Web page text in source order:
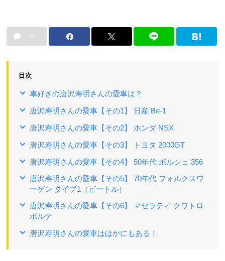
0
目次
車好きの唐沢寿明さんの愛車は？
唐沢寿明さんの愛車【その1】 日産 Be-1
唐沢寿明さんの愛車【その2】 ホンダ NSX
唐沢寿明さんの愛車【その3】 トヨタ 2000GT
唐沢寿明さんの愛車【その4】 50年代 ポルシェ 356
唐沢寿明さんの愛車【その5】 70年代 フォルクスワ
ーゲン タイプ1（ビートル）
唐沢寿明さんの愛車【その6】 マセラティ クワトロ
ポルテ
唐沢寿明さんの愛車はほかにもある！